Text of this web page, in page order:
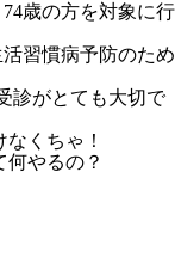
歳の方を対象に行
習慣病予防のため
診がとても大切で